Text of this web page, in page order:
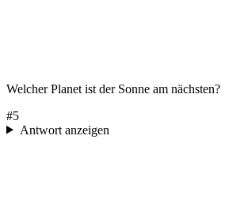
Welcher Planet ist der Sonne am nächsten?
#5
Antwort anzeigen